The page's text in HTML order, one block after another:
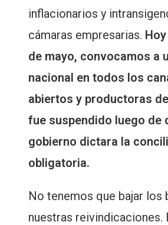
inflacionarios y
cámaras empresarias.
de mayo, convocamos a
nacional en todos los
abiertos y productoras
fue suspendido luego de
gobierno dictara la
obligatoria.
No tenemos que bajar los
nuestras reivindicaciones.